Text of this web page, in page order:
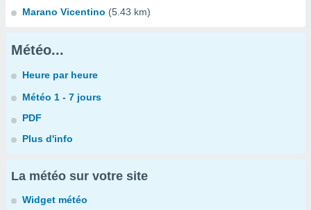
Marano Vicentino (5.43 km)
Météo...
Heure par heure
Météo 1 - 7 jours
PDF
Plus d'info
La météo sur votre site
Widget météo